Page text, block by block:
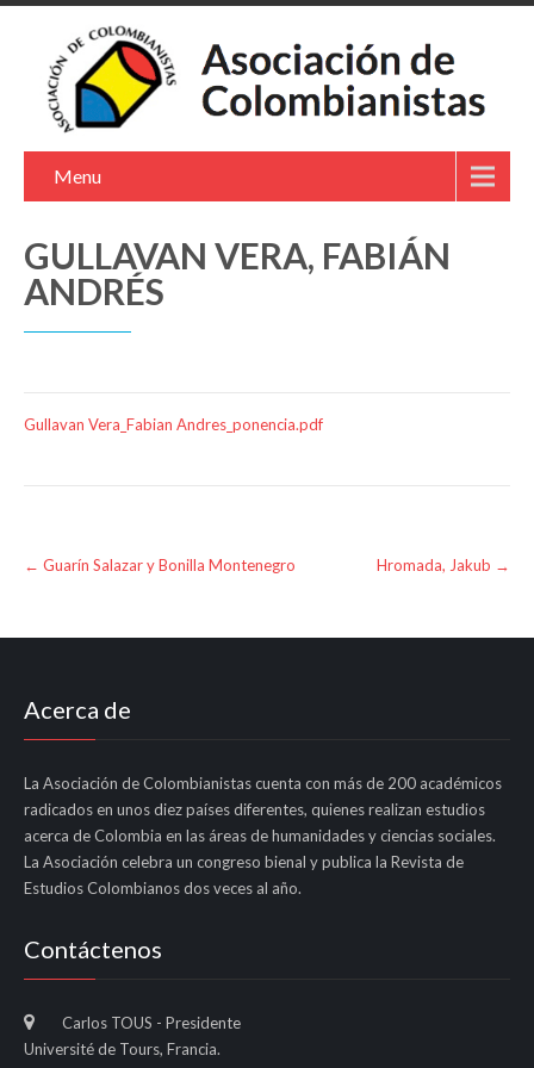
Menu
GULLAVAN VERA, FABIÁN
ANDRÉS
Gullavan Vera_Fabian Andres_ponencia.pdf
Post
navigation
← Guarín Salazar y Bonilla Montenegro Hromada, Jakub →
Acerca de
La Asociación de Colombianistas cuenta con más de 200 académicos
radicados en unos diez países diferentes, quienes realizan estudios
acerca de Colombia en las áreas de humanidades y ciencias sociales.
La Asociación celebra un congreso bienal y publica la Revista de
Estudios Colombianos dos veces al año.
Contáctenos
Carlos TOUS - Presidente
Université de Tours, Francia.